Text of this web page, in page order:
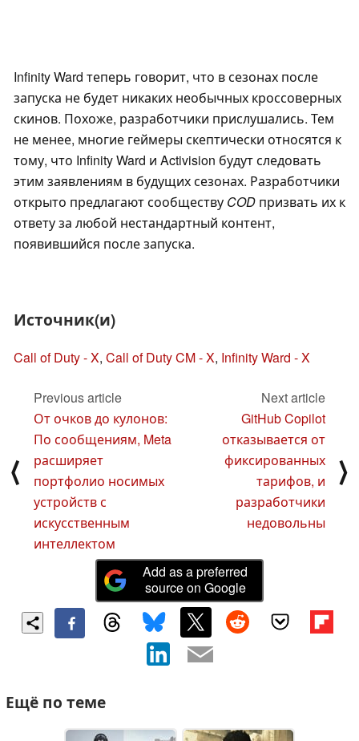
Infinity Ward теперь говорит, что в сезонах после
запуска не будет никаких необычных кроссоверных
скинов. Похоже, разработчики прислушались. Тем
не менее, многие геймеры скептически относятся к
тому, что Infinity Ward и Activision будут следовать
этим заявлениям в будущих сезонах. Разработчики
открыто предлагают сообществу COD призвать их к
ответу за любой нестандартный контент,
появившийся после запуска.
Источник(и)
Call of Duty - X, Call of Duty CM - X, Infinity Ward - X
⟨
Previous article
От очков до кулонов:
По сообщениям, Meta
расширяет
портфолио носимых
устройств с
искусственным
интеллектом
Next article
GitHub Copilot
отказывается от
фиксированных
тарифов, и
разработчики
недовольны
⟩
Add as a preferred
source on Google
Ещё по теме